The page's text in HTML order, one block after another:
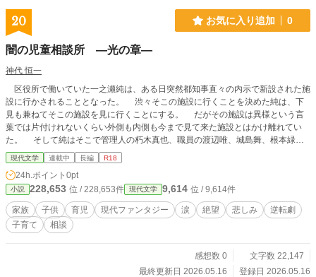
20 お気に入り追加 0
闇の児童相談所 ―光の章―
神代 恒一
区役所で働いていた一之瀬純は、ある日突然都知事直々の内示で新設された施
設に行かされることとなった。 渋々そこの施設に行くことを決めた純は、下
見も兼ねてそこの施設を見に行くことにする。 だがその施設は異様という言
葉では片付けれないくらい外側も内側も今まで見て来た施設とはかけ離れてい
た。 そして純はそこで管理人の朽木真也、職員の渡辺唯、城島舞、根本緑、
オペレーターのマリア塁と出会う。 そこの職員達は皆それぞれ過去に傷を抱
えていた。 そしてそれらを束ねているのがそこの施設長である蔵馬健人だっ
た。 彼もまた過去に傷を抱えていた人物だった。 そして純は、ここで行わ
れていた仕事を知って驚愕することになる。 ここの主な仕事は、虐待をして
いる親から子供を一人百万円で買い取るという常識では考えられない内容だっ
た。 そんな蔵馬達をサポートするのが冴島涼子知事とナイトケージ責任者の
影山誠だった。 そして涼子は純に向かって言い放つ。 「国も都も関係ない機
こに東京都の力を持った私の三つの機関で構成された全く新しい機関。それが闇
の児童相談所なの」と。 最初はこの活動に反発していた純だったが、この活
現代文学 連載中 長編 R18
24h.ポイント 0pt
小説 228,653 位 / 228,653件 現代文学 9,614 位 / 9,614件
家族 子供 育児 現代ファンタジー 涙 絶望 悲しみ
逆転劇
子育て
相談
感想数 0
文字数 22,147
最終更新日 2026.05.16
登録日 2026.05.16